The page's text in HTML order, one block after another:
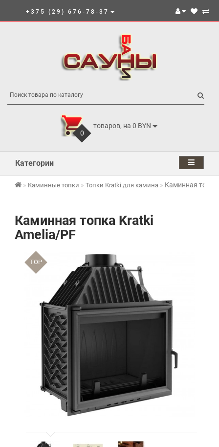
+375 (29) 676-78-37
0
товаров, на 0 BYN
Категории
Каминные топки Топки Kratki для камина Каминная
Каминная топка Kratki
Amelia/PF
TOP